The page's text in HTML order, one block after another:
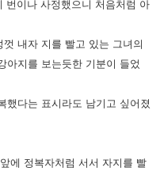
번이나 사정했으니 처음처럼 아
껏 내자 지를 빨고 있는 그녀의
아지를 보는듯한 기분이 들었
했다는 표시라도 남기고 싶어졌
에 정복자처럼 서서 자지를 빨